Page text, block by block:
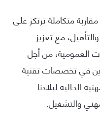
متكاملة ترتكز على
مع تعزيز
العمومية، من أجل
في تخصصات تقنية
الحالية لبلادنا
والتشغيل.